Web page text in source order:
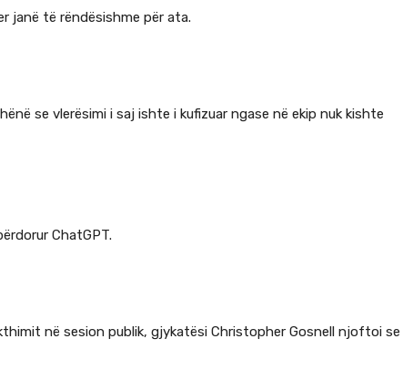
janë të rëndësishme për ata.
se vlerësimi i saj ishte i kufizuar ngase në ekip nuk kishte
ChatGPT.
në sesion publik, gjykatësi Christopher Gosnell njoftoi se